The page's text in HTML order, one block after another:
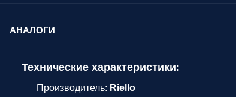
АНАЛОГИ
Технические характеристики:
Производитель: Riello